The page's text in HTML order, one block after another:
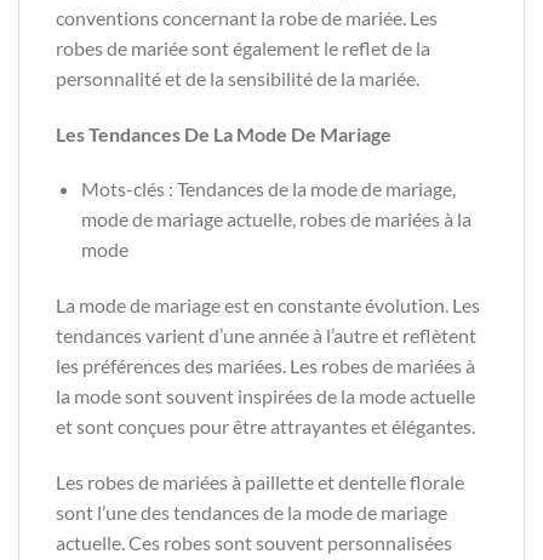
conventions concernant la robe de mariée. Les
robes de mariée sont également le reflet de la
personnalité et de la sensibilité de la mariée.
Les Tendances De La Mode De Mariage
Mots-clés : Tendances de la mode de mariage,
mode de mariage actuelle, robes de mariées à la
mode
La mode de mariage est en constante évolution. Les
tendances varient d’une année à l’autre et reflètent
les préférences des mariées. Les robes de mariées à
la mode sont souvent inspirées de la mode actuelle
et sont conçues pour être attrayantes et élégantes.
Les robes de mariées à paillette et dentelle florale
sont l’une des tendances de la mode de mariage
actuelle. Ces robes sont souvent personnalisées